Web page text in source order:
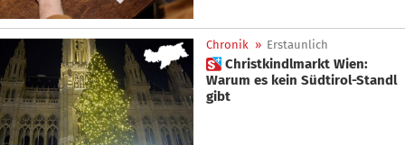
Chronik » Erstaunlich
 Christkindlmarkt Wien:
Warum es kein Südtirol-Standl
gibt